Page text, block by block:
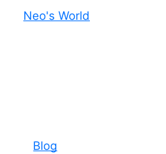
Neo's World
Blog